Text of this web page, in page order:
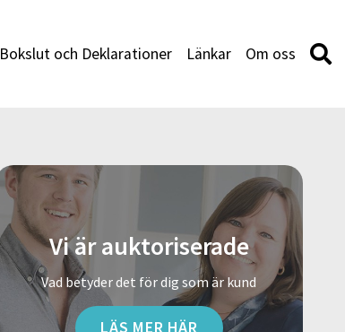
Bokslut och Deklarationer Länkar Om oss
Vi är auktoriserade
Vad betyder det för dig som är kund
LÄS MER HÄR